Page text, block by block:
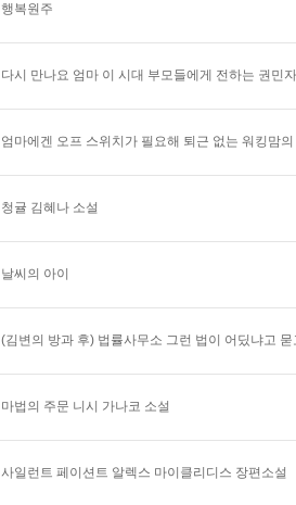
행복원주
다시 만나요 엄마 이 시대 부모들에게 전하는 권민
엄마에겐 오프 스위치가 필요해 퇴근 없는 워킹맘의
청귤 김혜나 소설
날씨의 아이
(김변의 방과 후) 법률사무소 그런 법이 어딨냐고 묻
마법의 주문 니시 가나코 소설
사일런트 페이션트 알렉스 마이클리디스 장편소설